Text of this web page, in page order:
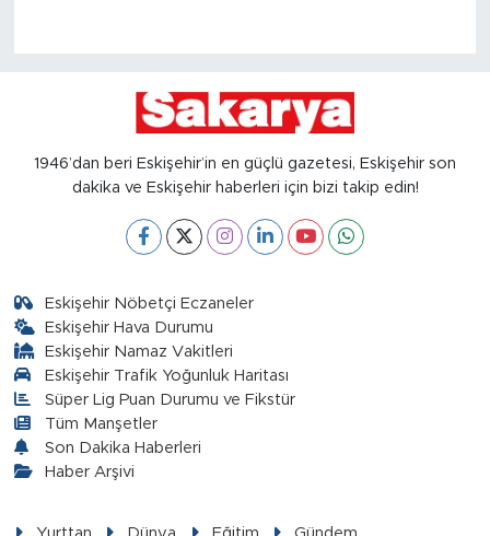
1946’dan beri Eskişehir’in en güçlü gazetesi, Eskişehir son
dakika ve Eskişehir haberleri için bizi takip edin!
Eskişehir Nöbetçi Eczaneler
Eskişehir Hava Durumu
Eskişehir Namaz Vakitleri
Eskişehir Trafik Yoğunluk Haritası
Süper Lig Puan Durumu ve Fikstür
Tüm Manşetler
Son Dakika Haberleri
Haber Arşivi
Yurttan Dünya Eğitim Gündem